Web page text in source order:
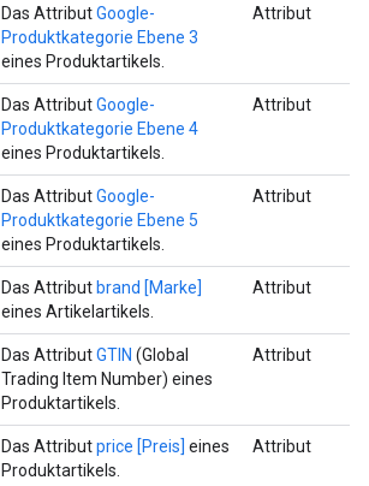
Das AttributGoogle-
Produktkategorie Ebene 3
eines Produktartikels.
Attribut
Das AttributGoogle-
Produktkategorie Ebene 4
eines Produktartikels.
Attribut
Das AttributGoogle-
Produktkategorie Ebene 5
eines Produktartikels.
Attribut
Das Attribut brand [Marke]
eines Artikelartikels.
Attribut
Das AttributGTIN (Global
Trading Item Number) eines
Produktartikels.
Attribut
Das Attributprice [Preis] eines
Produktartikels.
Attribut